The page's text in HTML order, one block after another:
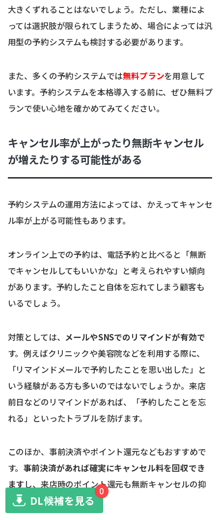
DL候補を見る
0
大きくずれることはないでしょう。ただし、業種によ
っては選択肢が限られてしまうため、場合によっては汎
用型の予約システムも検討する必要があります。
また、多くの予約システムでは無料プランを用意して
います。予約システムを本格導入する前に、ぜひ無料プ
ランで使い心地を確かめてみてください。
キャンセル率が上がったり無断キャンセル
が増えたりする可能性がある
予約システムの運用方法によっては、かえってキャンセ
ル率が上がる可能性もあります。
オンライン上での予約は、電話予約と比べると「無断
でキャンセルしてもいいかな」と考えられやすい傾向
があります。予約したこと自体を忘れてしまう顧客も
いるでしょう。
対策としては、 メールやSNSでのリマインドが有効で
す。例えばクリニックや美容院などを利用する際に、
「リマインドメールで予約したことを思い出した」と
いう経験がある方も多いのではないでしょうか。来店
前日などのリマインドがあれば、「予約したことを忘
れる」といったトラブルを防げます。
このほか、事前決済やポイント還元などもおすすめで
す。 事前決済があれば確実にキャンセル料を回収でき
ます し、来店時のポイント還元も無断キャンセルの抑
止につながります。